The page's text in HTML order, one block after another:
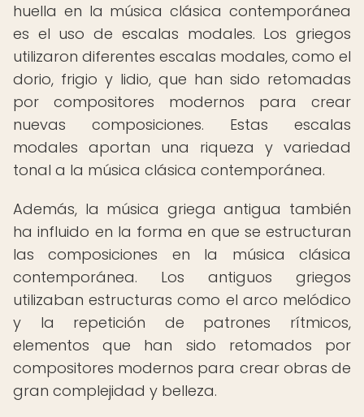
huella en la música clásica contemporánea
es el uso de escalas modales. Los griegos
utilizaron diferentes escalas modales, como el
dorio, frigio y lidio, que han sido retomadas
por compositores modernos para crear
nuevas composiciones. Estas escalas
modales aportan una riqueza y variedad
tonal a la música clásica contemporánea.
Además, la música griega antigua también
ha influido en la forma en que se estructuran
las composiciones en la música clásica
contemporánea. Los antiguos griegos
utilizaban estructuras como el arco melódico
y la repetición de patrones rítmicos,
elementos que han sido retomados por
compositores modernos para crear obras de
gran complejidad y belleza.